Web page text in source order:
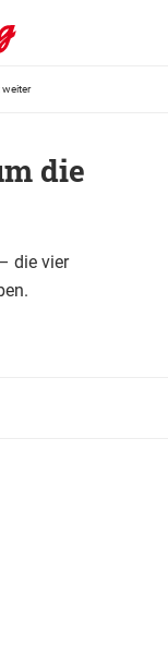
weiter
die
die vier